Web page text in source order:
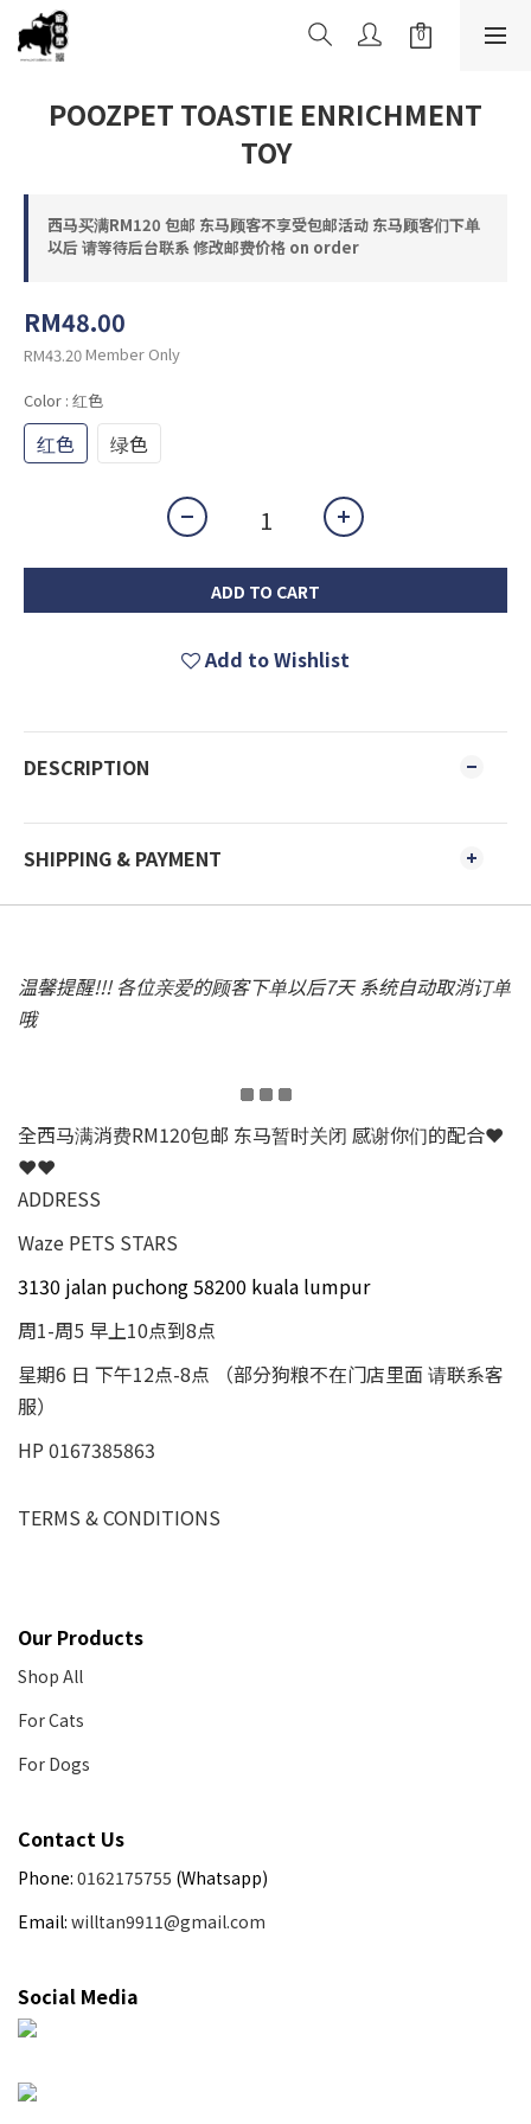
POOZPET TOASTIE ENRICHMENT
TOY
西马买满RM120 包邮 东马顾客不享受包邮活动 东马顾客们下单
以后 请等待后台联系 修改邮费价格 on order
RM48.00
RM43.20Member Only
Color : 红色
红色 绿色
ADD TO CART
Add to Wishlist
DESCRIPTION
SHIPPING & PAYMENT
温馨提醒!!! 各位亲爱的顾客下单以后7天 系统自动取消订单
哦
全西马满消费RM120包邮 东马暂时关闭 感谢你们的配合❤
❤❤
ADDRESS
Waze PETS STARS
3130 jalan puchong 58200 kuala lumpur
周1-周5 早上10点到8点
星期6 日 下午12点-8点 （部分狗粮不在门店里面 请联系客
服）
HP 0167385863
TERMS & CONDITIONS
Our Products
Shop All
For Cats
For Dogs
Contact Us
Phone: 0162175755 (Whatsapp)
Email: willtan9911@gmail.com
Social Media